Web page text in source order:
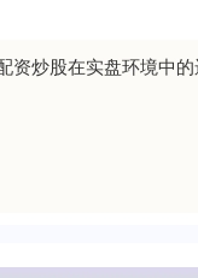
资炒股在实盘环境中